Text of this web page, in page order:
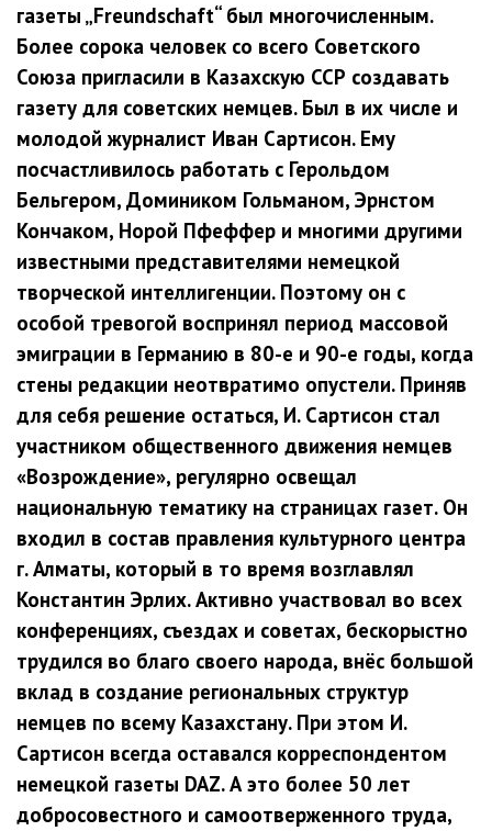
газеты „Freundschaft“ был многочисленным.
Более сорока человек со всего Советского
Союза пригласили в Казахскую ССР создавать
газету для советских немцев. Был в их числе и
молодой журналист Иван Сартисон. Ему
посчастливилось работать с Герольдом
Бельгером, Домиником Гольманом, Эрнстом
Кончаком, Норой Пфеффер и многими другими
известными представителями немецкой
творческой интеллигенции. Поэтому он с
особой тревогой воспринял период массовой
эмиграции в Германию в 80-е и 90-е годы, когда
стены редакции неотвратимо опустели. Приняв
для себя решение остаться, И. Сартисон стал
участником общественного движения немцев
«Возрождение», регулярно освещал
национальную тематику на страницах газет. Он
входил в состав правления культурного центра
г. Алматы, который в то время возглавлял
Константин Эрлих. Активно участвовал во всех
конференциях, съездах и советах, бескорыстно
трудился во благо своего народа, внёс большой
вклад в создание региональных структур
немцев по всему Казахстану. При этом И.
Сартисон всегда оставался корреспондентом
немецкой газеты DAZ. А это более 50 лет
добросовестного и самоотверженного труда,